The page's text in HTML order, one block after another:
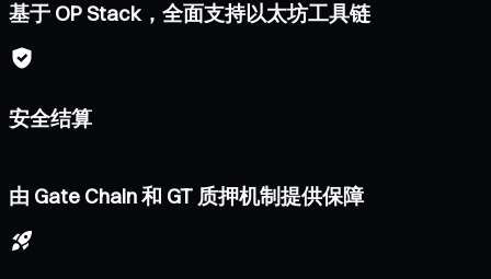
基于 OP Stack，全面支持以太坊工具链
安全结算
由 Gate Chain 和 GT 质押机制提供保障